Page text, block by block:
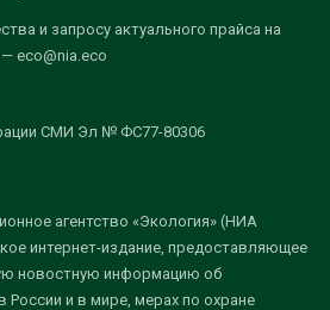
и запросу актуального прайса на
eco@nia.eco
СМИ Эл № ФС77-80306
агентство «Экология» (НИА
интернет-издание, предоставляющее
новостную информацию об
России и в мире, мерах по охране